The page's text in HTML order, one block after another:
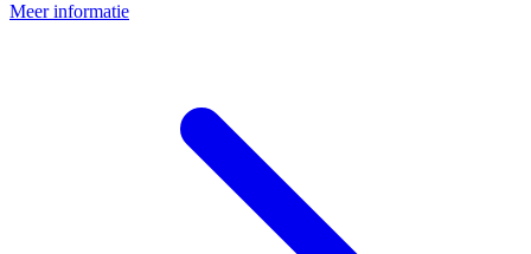
Meer informatie